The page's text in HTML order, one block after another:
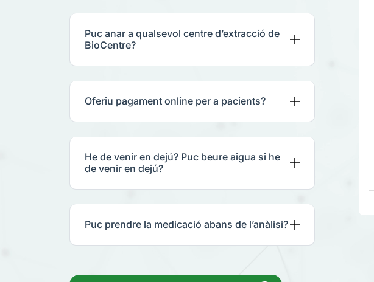
Puc anar a qualsevol centre d’extracció de
BioCentre?
Oferiu pagament online per a pacients?
He de venir en dejú? Puc beure aigua si he
de venir en dejú?
Puc prendre la medicació abans de l’anàlisi?